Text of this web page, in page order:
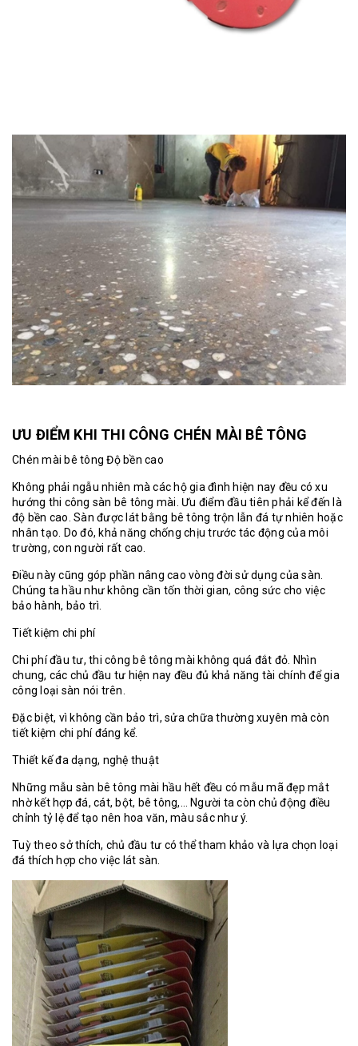
ƯU ĐIỂM KHI THI CÔNG CHÉN MÀI BÊ TÔNG
Chén mài bê tông Độ bền cao
Không phải ngẫu nhiên mà các hộ gia đình hiện nay đều có xu
hướng thi công sàn bê tông mài. Ưu điểm đầu tiên phải kể đến là
độ bền cao. Sàn được lát bằng bê tông trộn lẫn đá tự nhiên hoặc
nhân tạo. Do đó, khả năng chống chịu trước tác động của môi
trường, con người rất cao.
Điều này cũng góp phần nâng cao vòng đời sử dụng của sàn.
Chúng ta hầu như không cần tốn thời gian, công sức cho việc
bảo hành, bảo trì.
Tiết kiệm chi phí
Chi phí đầu tư, thi công bê tông mài không quá đắt đỏ. Nhìn
chung, các chủ đầu tư hiện nay đều đủ khả năng tài chính để gia
công loại sàn nói trên.
Đặc biệt, vì không cần bảo trì, sửa chữa thường xuyên mà còn
tiết kiệm chi phí đáng kể.
Thiết kế đa dạng, nghệ thuật
Những mẫu sàn bê tông mài hầu hết đều có mẫu mã đẹp mắt
nhờ kết hợp đá, cát, bột, bê tông,… Người ta còn chủ động điều
chỉnh tỷ lệ để tạo nên hoa văn, màu sắc như ý.
Tuỳ theo sở thích, chủ đầu tư có thể tham khảo và lựa chọn loại
đá thích hợp cho việc lát sàn.